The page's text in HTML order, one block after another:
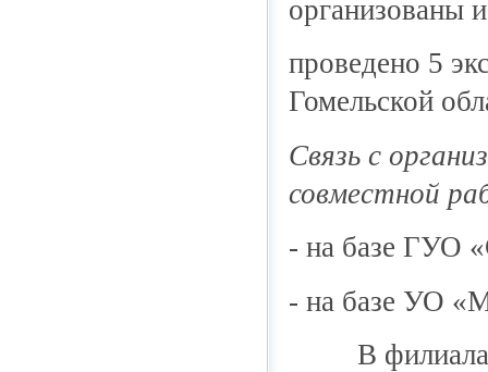
организованы
проведено 5
Гомельской
Связь с
совместной
- на базе ГУО
- на базе УО
В филиалах